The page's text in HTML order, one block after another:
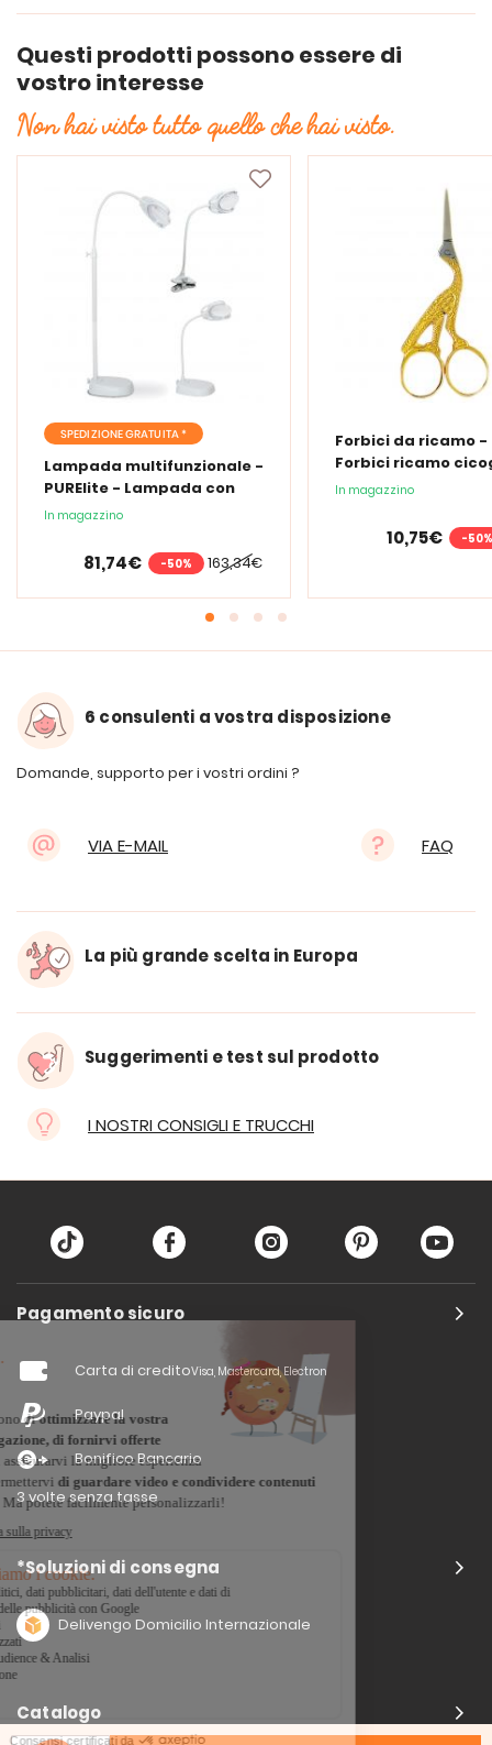
Questi prodotti possono essere di
vostro interesse
Non hai visto tutto quello che hai visto.
SPEDIZIONE GRATUITA *
Lampada multifunzionale -
PURElite - Lampada con
lente d'ingrandimento
In magazzino
163,34€
81,74€ -50%
Forbici da ricamo -
Forbici ricamo
In magazzino
10,75€ -50%
6 consulenti a vostra disposizione
Domande, supporto per i vostri ordini ?
VIA E-MAIL FAQ
La più grande scelta in Europa
Suggerimenti e test sul prodotto
I NOSTRI CONSIGLI E TRUCCHI
Pagamento sicuro
Carta di creditoVisa, Mastercard, Electron
Paypal
Bonifico Bancario
3 volte senza tasse
*Soluzioni di consegna
Delivengo Domicilio Internazionale
Catalogo